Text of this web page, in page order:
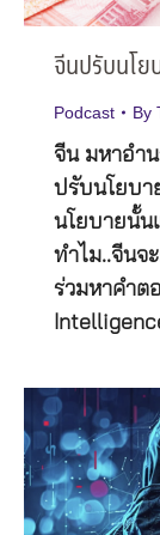
จีนปรับนโย
Podcast By
จีน มหาอำ
ปรับนโยบา
นโยบายนั้น
ทำไม..จีนจ
ร่วมหาคำต